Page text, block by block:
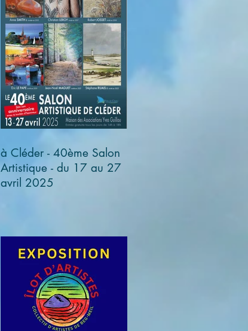
à Cléder - 40ème Salon
Artistique - du 17 au 27
avril 2025